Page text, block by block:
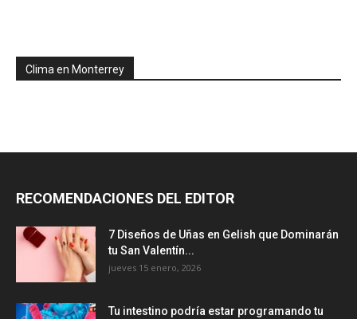
Clima en Monterrey
RECOMENDACIONES DEL EDITOR
7 Diseños de Uñas en Gelish que Dominarán
tu San Valentín...
jueves 15 enero, 2026
Tu intestino podría estar programando tu